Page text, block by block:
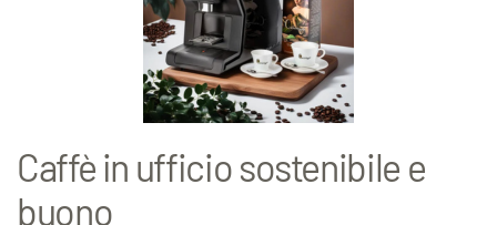
Caffè in ufficio sostenibile e
buono